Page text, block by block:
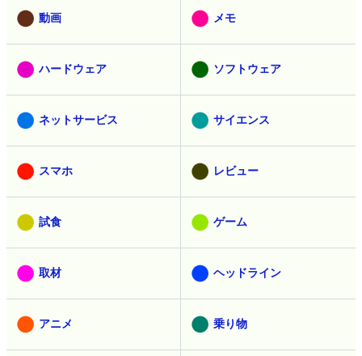
動画 メモ
ハードウェア ソフトウェア
ネットサービス サイエンス
スマホ レビュー
試食 ゲーム
取材 ヘッドライン
アニメ 乗り物